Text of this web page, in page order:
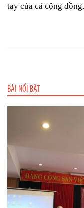
tay của cả cộng đồng.
BÀI NỔI BẬT